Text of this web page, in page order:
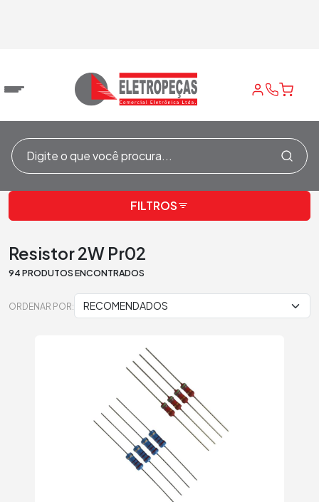
Home Resistores Resistores Metal Film Resistor 2W Pr02
FILTROS
Resistor 2W Pr02
94 PRODUTOS ENCONTRADOS
ORDENAR POR: